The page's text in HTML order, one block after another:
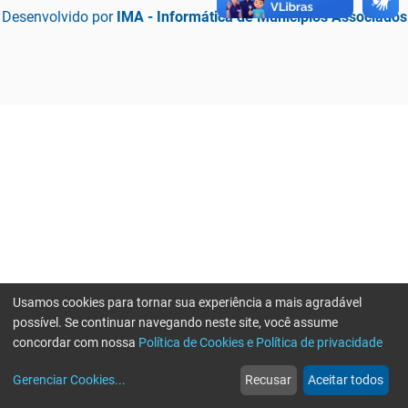
Desenvolvido por IMA - Informática de Municípios Associados
web
Notícias
more_horiz
Mais
Usamos cookies para tornar sua experiência a mais agradável
possível. Se continuar navegando neste site, você assume
concordar com nossa Política de Cookies e Política de privacidade
Gerenciar Cookies... Recusar Aceitar todos
Erro ao enviar informações, por favor tente novamente